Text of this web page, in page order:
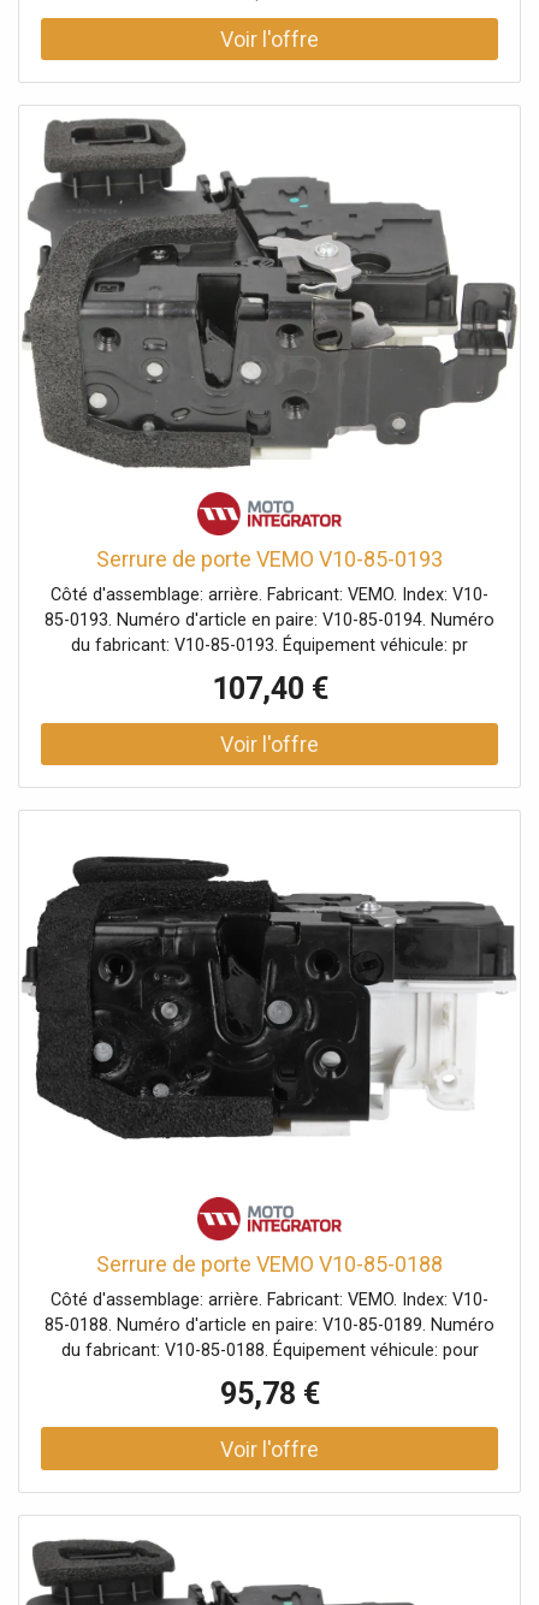
Serrure de porte VEMO V10-85-0193
Côté d'assemblage: arrière. Fabricant: VEMO. Index: V10-
85-0193. Numéro d'article en paire: V10-85-0194. Numéro
du fabricant: V10-85-0193. Équipement véhicule: pr
véhicules avec aide à la fermeture des portières, pour
véhicules avec système sans clé/entrer/partir.
107,40 €
Serrure de porte VEMO V10-85-0188
Côté d'assemblage: arrière. Fabricant: VEMO. Index: V10-
85-0188. Numéro d'article en paire: V10-85-0189. Numéro
du fabricant: V10-85-0188. Équipement véhicule: pour
véhicules avec système sans clé/entrer/partir.
95,78 €